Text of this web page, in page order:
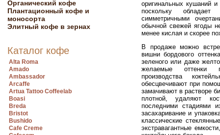
Органический кофе
Плантационный кофе и
моносорта
Элитный кофе в зернах
Каталог кофе
Alta Roma
Amado
Ambassador
Arcaffe
Artua Tattoo Coffeelab
Boasi
Breda
Bristot
Bushido
Cafe Creme
оригинальных кушаний
поскольку
симметричными
обычной свежей ягоды
менее кислая и скорее
В продаже можно
вишни бордового
зеленого или даже
желаемые оттенки
производства
обесцвечивают при
замачивают в растворе
плотной, удаляют
последними стадиями
засахаривание и
классические
экстравагантные